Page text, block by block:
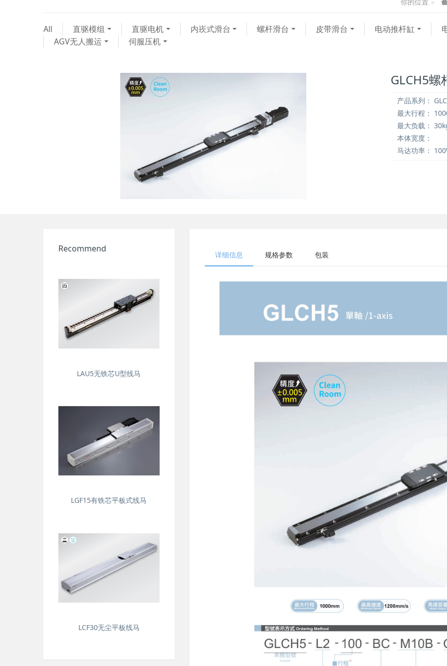
All 直驱模组 直驱电机 内崁式滑台 螺杆滑台 皮带滑台 电动推杆缸
AGV无人搬运
伺服压机
GLCH5螺
产品系列：
最大行程：
最大负载：
本体宽度：
马达功率：
详细信息 规格参数 包装
Recommend
LAU5无铁芯U型线马
LGF15有铁芯平板式线马
LCF30无尘平板线马